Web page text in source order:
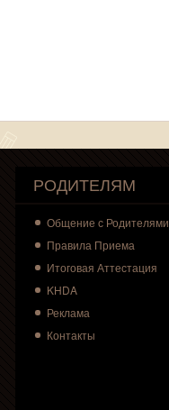
РОДИТЕЛЯМ
Общение с Родителями
Правила Приема
Итоговая Аттестация
KHDA
Реклама
Контакты